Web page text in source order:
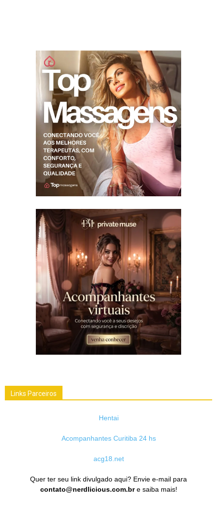
Links Parceiros
Hentai
Acompanhantes Curitiba 24 hs
acg18.net
Quer ter seu link divulgado aqui? Envie e-mail para
contato@nerdlicious.com.bre saiba mais!